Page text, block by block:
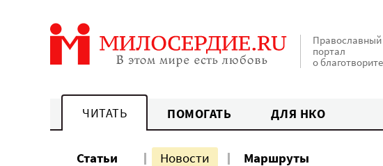
Православный
портал
о
ЧИТАТЬ ПОМОГАТЬ ДЛЯ НКО
Статьи Новости Маршруты